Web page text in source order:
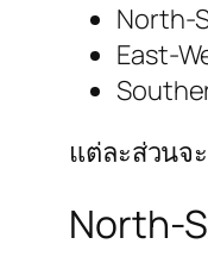
North-
East-
แต่ละส่วนจ
North-